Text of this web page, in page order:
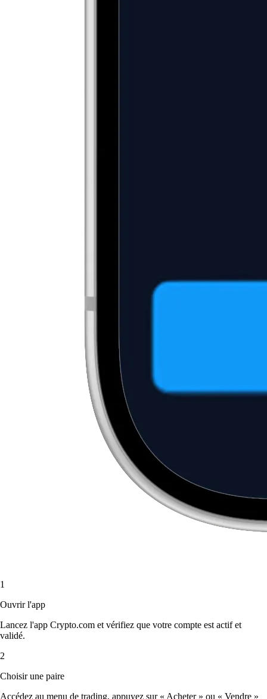
1
Ouvrir l'app
Lancez l'app Crypto.com et vérifiez que votre compte est actif et
validé.
2
Choisir une paire
Accédez au menu de trading, appuyez sur « Acheter » ou « Vendre »